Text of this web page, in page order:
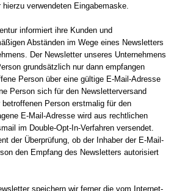
verwendeten Eingabemaske.
informiert ihre Kunden und
Abständen im Wege eines Newsletters
Der Newsletter unseres Unternehmens
grundsätzlich nur dann empfangen
Person über eine gültige E-Mail-Adresse
Person sich für den Newsletterversand
Person erstmalig für den
E-Mail-Adresse wird aus rechtlichen
im Double-Opt-In-Verfahren versendet.
der Überprüfung, ob der Inhaber der E-Mail-
den Empfang des Newsletters autorisiert
speichern wir ferner die vom Internet-